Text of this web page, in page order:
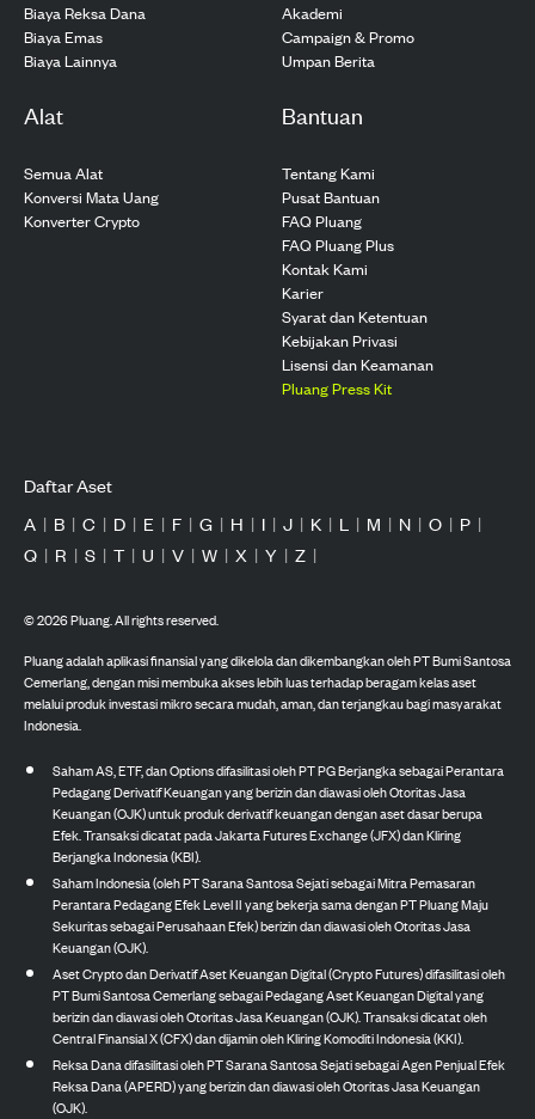
Biaya Reksa Dana
Biaya Emas
Biaya Lainnya
Akademi
Campaign & Promo
Umpan Berita
Alat
Semua Alat
Konversi Mata Uang
Konverter Crypto
Bantuan
Tentang Kami
Pusat Bantuan
FAQ Pluang
FAQ Pluang Plus
Kontak Kami
Karier
Syarat dan Ketentuan
Kebijakan Privasi
Lisensi dan Keamanan
Pluang Press Kit
Daftar Aset
A | B | C | D | E | F | G | H | I | J | K | L | M | N | O | P |
Q | R | S | T | U | V | W | X | Y | Z |
©2026Pluang. All rights reserved.
Pluang adalah aplikasi finansial yang dikelola dan dikembangkan oleh PT Bumi Santosa
Cemerlang, dengan misi membuka akses lebih luas terhadap beragam kelas aset
melalui produk investasi mikro secara mudah, aman, dan terjangkau bagi masyarakat
Indonesia.
Saham AS, ETF, dan Options difasilitasi oleh PT PG Berjangka sebagai Perantara
Pedagang Derivatif Keuangan yang berizin dan diawasi oleh Otoritas Jasa
Keuangan (OJK) untuk produk derivatif keuangan dengan aset dasar berupa
Efek. Transaksi dicatat pada Jakarta Futures Exchange (JFX) dan Kliring
Berjangka Indonesia (KBI).
Saham Indonesia (oleh PT Sarana Santosa Sejati sebagai Mitra Pemasaran
Perantara Pedagang Efek Level II yang bekerja sama dengan PT Pluang Maju
Sekuritas sebagai Perusahaan Efek) berizin dan diawasi oleh Otoritas Jasa
Keuangan (OJK).
Aset Crypto dan Derivatif Aset Keuangan Digital (Crypto Futures) difasilitasi oleh
PT Bumi Santosa Cemerlang sebagai Pedagang Aset Keuangan Digital yang
berizin dan diawasi oleh Otoritas Jasa Keuangan (OJK). Transaksi dicatat oleh
Central Finansial X (CFX) dan dijamin oleh Kliring Komoditi Indonesia (KKI).
Reksa Dana difasilitasi oleh PT Sarana Santosa Sejati sebagai Agen Penjual Efek
Reksa Dana (APERD) yang berizin dan diawasi oleh Otoritas Jasa Keuangan
(OJK).